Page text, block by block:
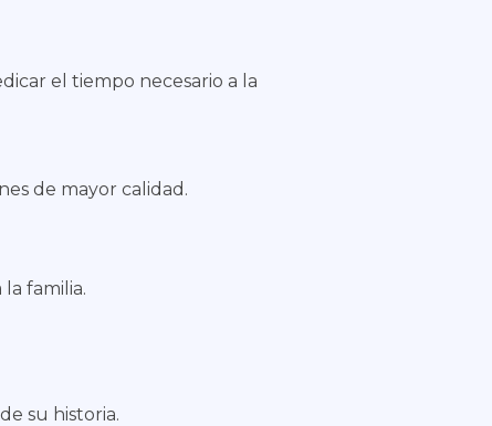
el tiempo necesario a la
de mayor calidad.
familia.
su historia.